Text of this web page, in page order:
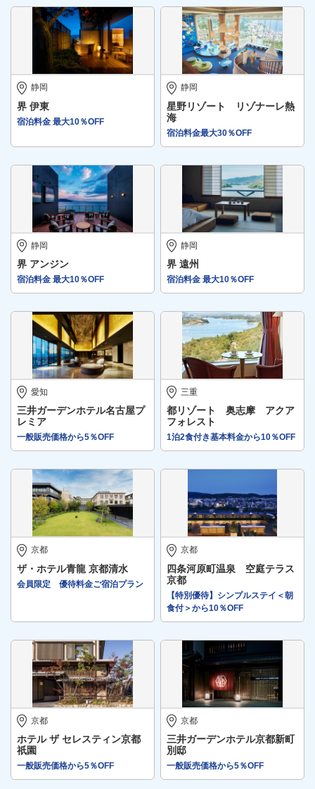
静岡
界 伊東
宿泊料金 最大10％OFF
静岡
星野リゾート リゾナーレ熱
海
宿泊料金最大30％OFF
静岡
界 アンジン
宿泊料金 最大10％OFF
静岡
界 遠州
宿泊料金 最大10％OFF
愛知
三井ガーデンホテル名古屋プ
レミア
一般販売価格から5％OFF
三重
都リゾート 奥志摩 アクア
フォレスト
1泊2食付き基本料金から10％OFF
京都
ザ・ホテル青龍 京都清水
会員限定 優待料金ご宿泊プラン
京都
四条河原町温泉 空庭テラス
京都
【特別優待】シンプルステイ＜朝
食付＞から10％OFF
京都
ホテル ザ セレスティン京都
祇園
一般販売価格から5％OFF
京都
三井ガーデンホテル京都新町
別邸
一般販売価格から5％OFF